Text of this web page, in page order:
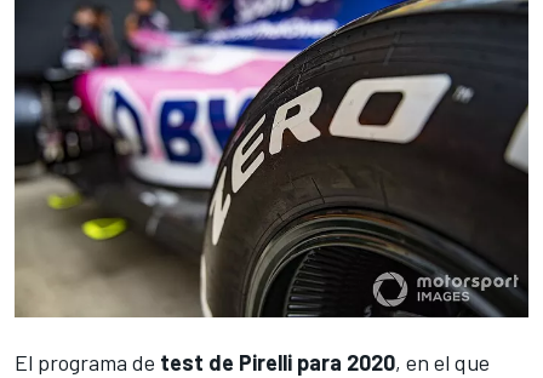
El programa de test de Pirelli para 2020, en el que